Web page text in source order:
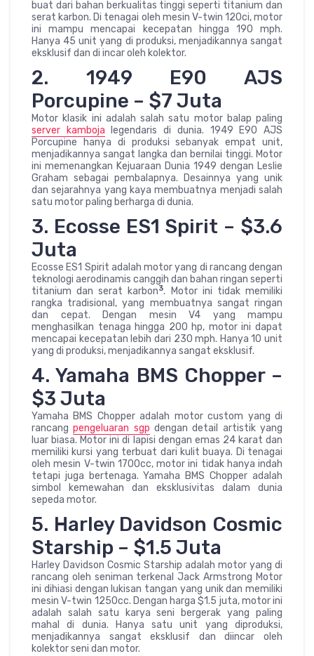
buat dari bahan berkualitas tinggi seperti titanium dan
serat karbon. Di tenagai oleh mesin V-twin 120ci, motor
ini mampu mencapai kecepatan hingga 190 mph.
Hanya 45 unit yang di produksi, menjadikannya sangat
eksklusif dan di incar oleh kolektor.
2. 1949 E90 AJS
Porcupine – $7 Juta
Motor klasik ini adalah salah satu motor balap paling
server kamboja legendaris di dunia. 1949 E90 AJS
Porcupine hanya di produksi sebanyak empat unit,
menjadikannya sangat langka dan bernilai tinggi. Motor
ini memenangkan Kejuaraan Dunia 1949 dengan Leslie
Graham sebagai pembalapnya. Desainnya yang unik
dan sejarahnya yang kaya membuatnya menjadi salah
satu motor paling berharga di dunia.
3. Ecosse ES1 Spirit – $3.6
Juta
Ecosse ES1 Spirit adalah motor yang di rancang dengan
teknologi aerodinamis canggih dan bahan ringan seperti
titanium dan serat karbon3. Motor ini tidak memiliki
rangka tradisional, yang membuatnya sangat ringan
dan cepat. Dengan mesin V4 yang mampu
menghasilkan tenaga hingga 200 hp, motor ini dapat
mencapai kecepatan lebih dari 230 mph. Hanya 10 unit
yang di produksi, menjadikannya sangat eksklusif.
4. Yamaha BMS Chopper –
$3 Juta
Yamaha BMS Chopper adalah motor custom yang di
rancangpengeluaran sgp dengan detail artistik yang
luar biasa. Motor ini di lapisi dengan emas 24 karat dan
memiliki kursi yang terbuat dari kulit buaya. Di tenagai
oleh mesin V-twin 1700cc, motor ini tidak hanya indah
tetapi juga bertenaga. Yamaha BMS Chopper adalah
simbol kemewahan dan eksklusivitas dalam dunia
sepeda motor.
5. Harley Davidson Cosmic
Starship – $1.5 Juta
Harley Davidson Cosmic Starship adalah motor yang di
rancang oleh seniman terkenal Jack Armstrong Motor
ini dihiasi dengan lukisan tangan yang unik dan memiliki
mesin V-twin 1250cc. Dengan harga $1.5 juta, motor ini
adalah salah satu karya seni bergerak yang paling
mahal di dunia. Hanya satu unit yang diproduksi,
menjadikannya sangat eksklusif dan diincar oleh
kolektor seni dan motor.